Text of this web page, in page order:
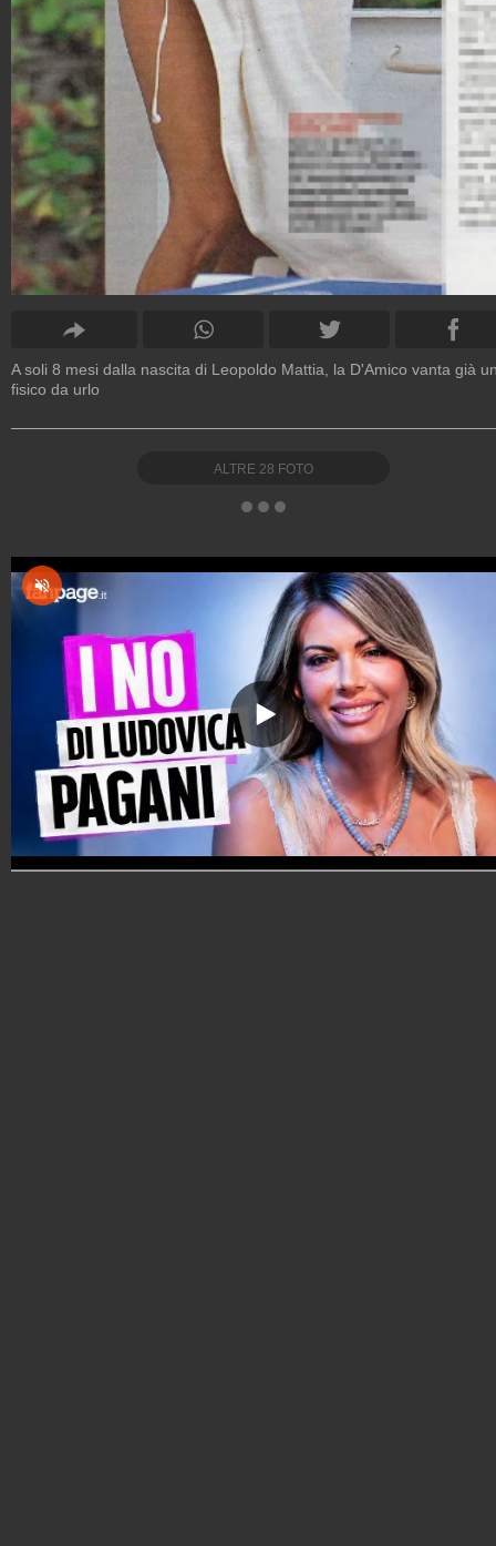
A soli 8 mesi dalla nascita di Leopoldo Mattia, la D'Amico vanta già
fisico da urlo
ALTRE 28 FOTO